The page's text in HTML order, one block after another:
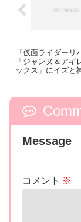
『仮面ライダーリ
「ジャンヌ＆アギ
ックス」にイズと
Message
コメント ※